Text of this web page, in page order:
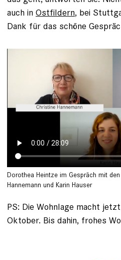
auch in Ostfildern, bei
Dank für das schöne
Dorothea Heintze im Gespräch mit
Hannemann und Karin Hauser
PS: Die Wohnlage macht
Oktober. Bis dahin, frohes